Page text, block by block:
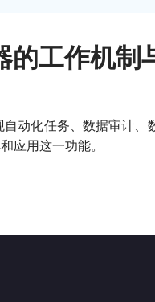
工作机制
动化任务、数据审计、
应用这一功能。